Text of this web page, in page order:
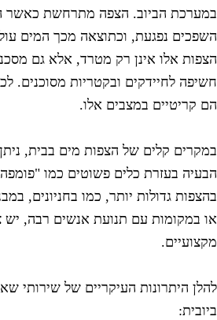
הביוב. הצפה מתרחשת כאשר
נפגעת, וכתוצאה מכך המים
אלו אינן רק מטרד, אלא גם
לחיידקים ובקטריות מסוכנים.
קריטיים במצבים אלו.
קלים של הצפות מים בבית,
בעזרת כלים פשוטים כמו
גדולות יותר, כמו בחניונים,
במקומות עם תנועת אנשים רבה, יש
היתרונות העיקריים של שירותי